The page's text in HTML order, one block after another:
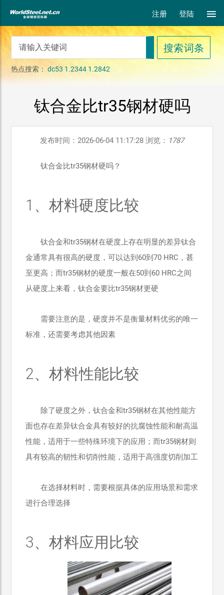
注册 登陆
热点搜索：dc53 1.2344 1.2842
钛合金比tr35钢材硬吗
发布时间：2026-06-04 11:17:28 浏览： 1787
钛合金比tr35钢材硬吗？
1、材料硬度比较
钛合金和tr35钢材在硬度上存在明显的差异钛合
金通常具有很高的硬度，可以达到60到70 HRC，甚
至更高；而tr35钢材的硬度一般在50到60 HRC之间
从硬度上来看，钛合金要比tr35钢材更硬
需要注意的是，硬度并不是衡量材料优劣的唯一
标准，还需要考虑其他因素
2、材料性能比较
除了硬度之外，钛合金和tr35钢材在其他性能方
面也存在差异钛合金具有较好的抗腐蚀性能和耐高温
性能，适用于一些特殊环境下的应用；而tr35钢材则
具有较高的韧性和切削性能，适用于高强度切削加工
在选择材料时，需要根据具体的应用场景和需求
进行合理选择
3、材料应用比较